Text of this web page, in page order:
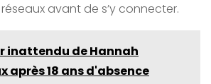
avant de s’y connecter.
inattendu de Hannah
après 18 ans d'absence